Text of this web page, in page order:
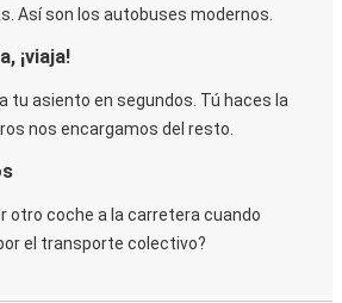
Así son los autobuses modernos.
¡viaja!
tu asiento en segundos. Tú haces la
nos encargamos del resto.
otro coche a la carretera cuando
el transporte colectivo?